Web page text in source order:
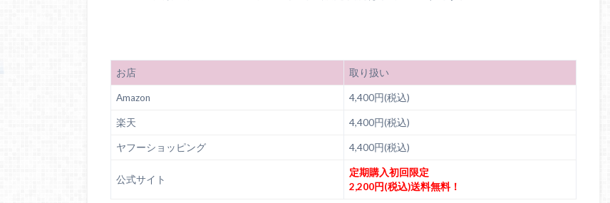
お店 取り扱い
Amazon 4,400円(税込)
楽天 4,400円(税込)
ヤフーショッピング 4,400円(税込)
公式サイト
定期購入初回限定
2,200円(税込)送料無料！